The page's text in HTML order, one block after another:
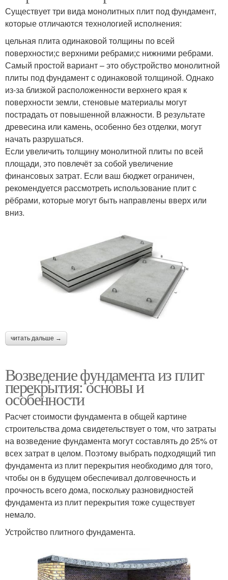
Существует три вида монолитных плит под фундамент,
которые отличаются технологией исполнения:
цельная плита одинаковой толщины по всей
поверхности;с верхними ребрами;с нижними ребрами.
Самый простой вариант – это обустройство монолитной
плиты под фундамент с одинаковой толщиной. Однако
из-за близкой расположенности верхнего края к
поверхности земли, стеновые материалы могут
пострадать от повышенной влажности. В результате
древесина или камень, особенно без отделки, могут
начать разрушаться.
Если увеличить толщину монолитной плиты по всей
площади, это повлечёт за собой увеличение
финансовых затрат. Если ваш бюджет ограничен,
рекомендуется рассмотреть использование плит с
рёбрами, которые могут быть направлены вверх или
вниз.
читать дальше →
Возведение фундамента из плит
перекрытия: основы и
особенности
Расчет стоимости фундамента в общей картине
строительства дома свидетельствует о том, что затраты
на возведение фундамента могут составлять до 25% от
всех затрат в целом. Поэтому выбрать подходящий тип
фундамента из плит перекрытия необходимо для того,
чтобы он в будущем обеспечивал долговечность и
прочность всего дома, поскольку разновидностей
фундамента из плит перекрытия тоже существует
немало.
Устройство плитного фундамента.